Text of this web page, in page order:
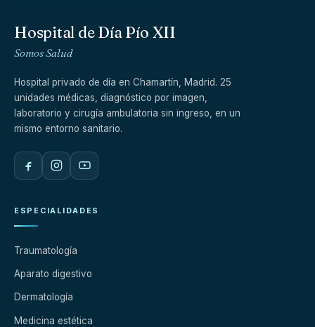
Hospital de Día Pío XII
Somos Salud
Hospital privado de día en Chamartín, Madrid. 25
unidades médicas, diagnóstico por imagen,
laboratorio y cirugía ambulatoria sin ingreso, en un
mismo entorno sanitario.
ESPECIALIDADES
Traumatología
Aparato digestivo
Dermatología
Medicina estética